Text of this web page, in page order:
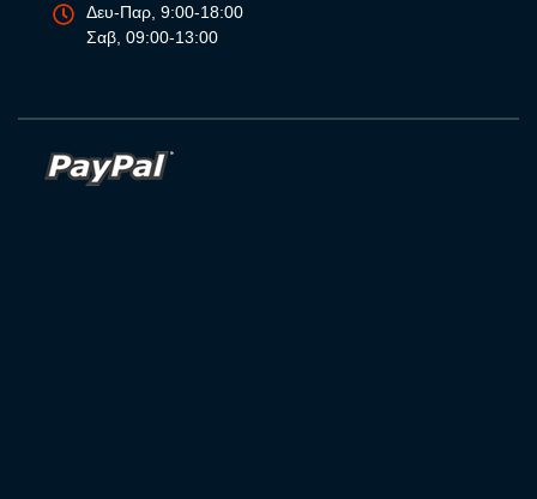
Δευ-Παρ, 9:00-18:00
Σαβ, 09:00-13:00